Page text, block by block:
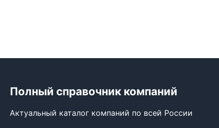
Полный справочник компаний
Актуальный каталог компаний по всей России